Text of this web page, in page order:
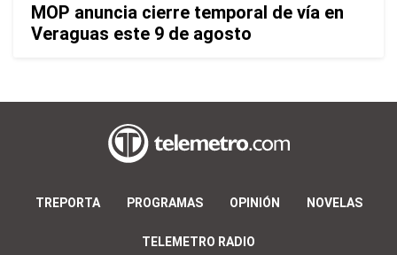
MOP anuncia cierre temporal de vía en
Veraguas este 9 de agosto
TREPORTA PROGRAMAS OPINIÓN NOVELAS
TELEMETRO RADIO